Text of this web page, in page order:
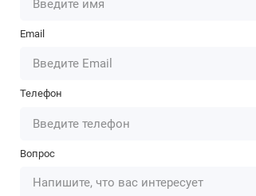
Email
Телефон
Вопрос